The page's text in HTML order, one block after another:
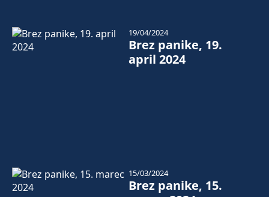
Brez panike, 19.
april 2024
19/04/2024
Brez panike, 15.
15/03/2024